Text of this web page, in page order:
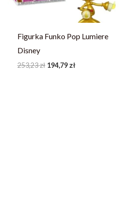
Figurka Funko Pop Lumiere
Disney
253,23zł 194,79 zł